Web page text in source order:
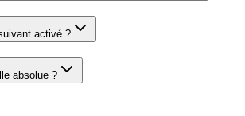
activé ?
absolue ?